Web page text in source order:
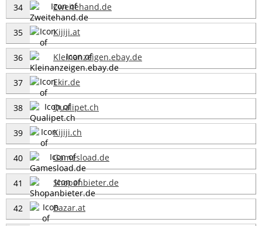
34 Zweitehand.de
35 Kijiji.at
36 Kleinanzeigen.ebay.de
37 Ekir.de
38 Qualipet.ch
39 Kijiji.ch
40 Gamesload.de
41 Shopanbieter.de
42 Bazar.at